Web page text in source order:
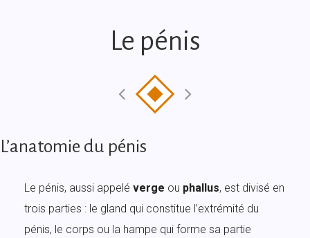
Le pénis
L’anatomie du pénis
Le pénis, aussi appelé verge ou phallus, est divisé en
trois parties : le gland qui constitue l’extrémité du
pénis, le corps ou la hampe qui forme sa partie